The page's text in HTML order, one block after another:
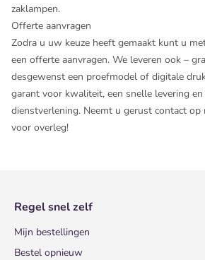
zaklampen.
Offerte aanvragen
Zodra u uw keuze heeft gemaakt kunt u
een offerte aanvragen. We leveren ook –
desgewenst een proefmodel of digitale
garant voor kwaliteit, een snelle levering en
dienstverlening. Neemt u gerust contact op
voor overleg!
Regel snel zelf
Mijn bestellingen
Bestel opnieuw